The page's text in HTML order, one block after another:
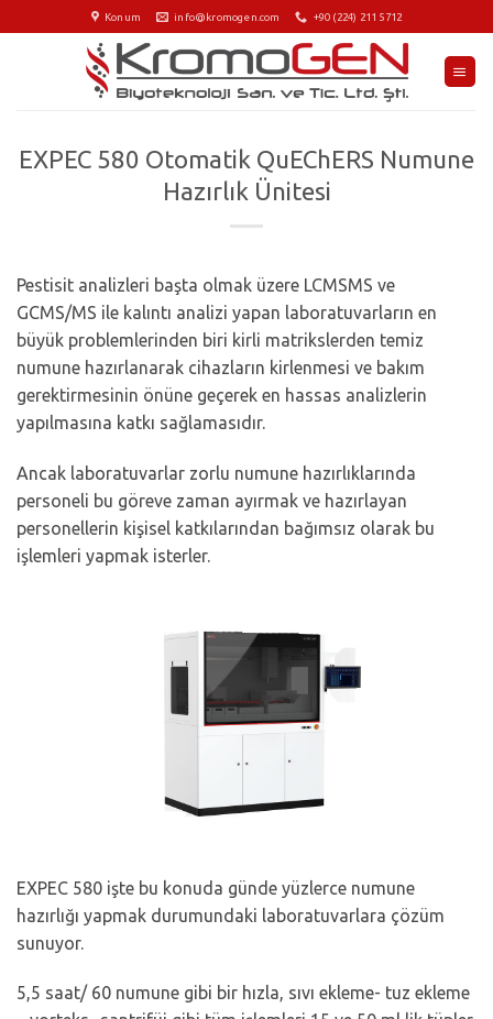
Konum info@kromogen.com +90 (224) 211 5712
EXPEC 580 Otomatik QuEChERS Numune
Hazırlık Ünitesi
Pestisit analizleri başta olmak üzere LCMSMS ve
GCMS/MS ile kalıntı analizi yapan laboratuvarların en
büyük problemlerinden biri kirli matrikslerden temiz
numune hazırlanarak cihazların kirlenmesi ve bakım
gerektirmesinin önüne geçerek en hassas analizlerin
yapılmasına katkı sağlamasıdır.
Ancak laboratuvarlar zorlu numune hazırlıklarında
personeli bu göreve zaman ayırmak ve hazırlayan
personellerin kişisel katkılarından bağımsız olarak bu
işlemleri yapmak isterler.
EXPEC 580 işte bu konuda günde yüzlerce numune
hazırlığı yapmak durumundaki laboratuvarlara çözüm
sunuyor.
5,5 saat/ 60 numune gibi bir hızla, sıvı ekleme- tuz ekleme